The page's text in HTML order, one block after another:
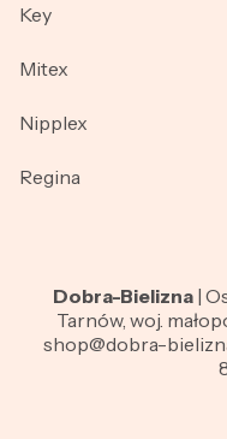
Key
Mitex
Nipplex
Regina
Dobra-Bielizna |
Tarnów, woj.
shop@dobra-